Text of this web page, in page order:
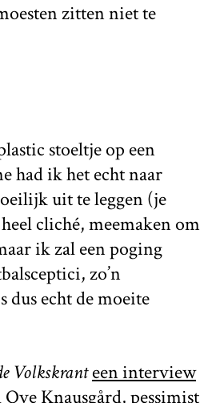
zitten niet te
stoeltje op een
had ik het echt naar
uit te leggen (je
cliché, meemaken om
ik zal een poging
zo’n
echt de moeite
Volkskranteen interview
Knausgård, pessimist